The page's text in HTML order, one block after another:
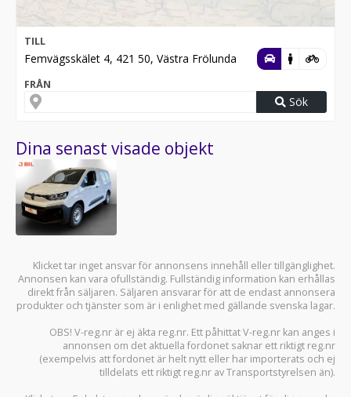
TILL
Femvägsskälet 4, 421 50, Västra Frölunda
FRÅN
Sök
Dina senast visade objekt
Klicket tar inget ansvar för annonsens innehåll eller tillgänglighet.
Annonsen kan vara ofullständig. Fullständig information kan erhållas
direkt från säljaren. Säljaren ansvarar för att de endast annonsera
produkter och tjänster som är i enlighet med gällande svenska lagar.
OBS! V-reg.nr är ej äkta reg.nr. Ett påhittat V-reg.nr kan anges i
annonsen om det aktuella fordonet saknar ett riktigt reg.nr
(exempelvis att fordonet är helt nytt eller har importerats och ej
tilldelats ett riktigt reg.nr av Transportstyrelsen än).